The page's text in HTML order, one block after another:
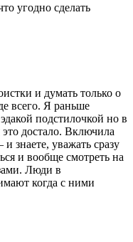
угодно сделать
и думать только о
всего. Я раньше
подстилочкой но в
достало. Включила
знаете, уважать сразу
и вообще смотреть на
Люди в
когда с ними